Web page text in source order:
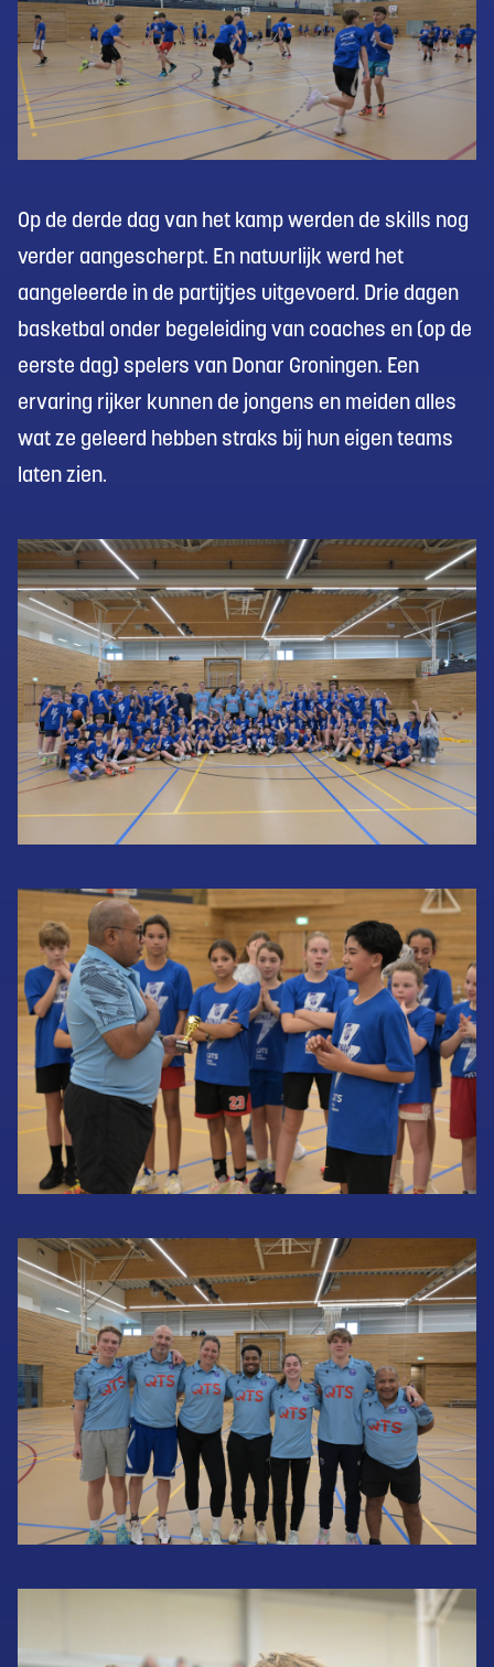
Op de derde dag van het kamp werden de skills nog
verder aangescherpt. En natuurlijk werd het
aangeleerde in de partijtjes uitgevoerd. Drie dagen
basketbal onder begeleiding van coaches en (op de
eerste dag) spelers van Donar Groningen. Een
ervaring rijker kunnen de jongens en meiden alles
wat ze geleerd hebben straks bij hun eigen teams
laten zien.